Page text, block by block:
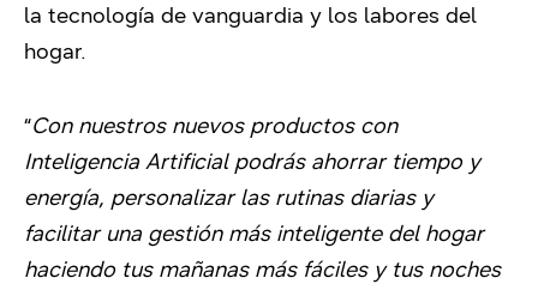
la tecnología de vanguardia y los labores del
hogar.
“Con nuestros nuevos productos con
Inteligencia Artificial podrás ahorrar tiempo y
energía, personalizar las rutinas diarias y
facilitar una gestión más inteligente del hogar
haciendo tus mañanas más fáciles y tus noches